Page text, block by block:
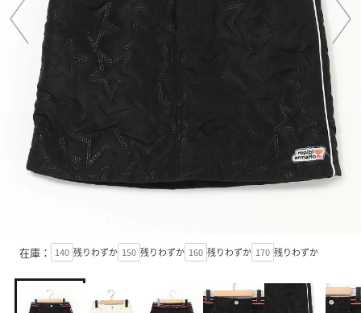
在庫： 140 残りわずか 150 残りわずか 160 残りわずか 170 残りわずか